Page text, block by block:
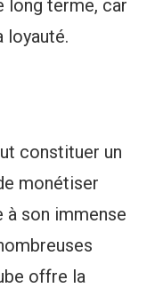
long terme, car
loyauté.
constituer un
monétiser
son immense
offre la